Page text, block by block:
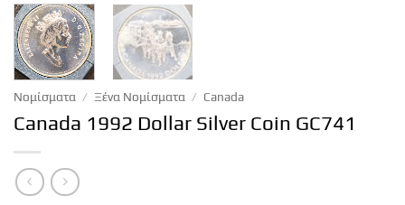
Νομίσματα / Ξένα Νομίσματα / Canada
Canada 1992 Dollar Silver Coin GC741